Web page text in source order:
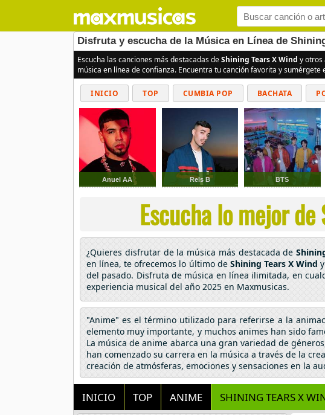
Disfruta y escucha de la Música en Línea de
Escucha las canciones más destacadas deShining Tears X Wind y otros
música en línea de confianza. Encuentra tu canción favorita y
INICIO TOP CUMBIA POP BACHATA
Anuel AA Rels B BTS
Escucha lo mejor
¿Quieres disfrutar de la música más destacada de
en línea, te ofrecemos lo último de Shining Tears X Wind
del pasado. Disfruta de música en línea ilimitada, en
experiencia musical del año 2025 en Maxmusicas.
"Anime" es el término utilizado para referirse a la
elemento muy importante, y muchos animes han sido
La música de anime abarca una gran variedad de
han comenzado su carrera en la música a través de la
creación de atmósferas, emociones y sensaciones en la
INICIO TOP ANIME SHINING TEARS X